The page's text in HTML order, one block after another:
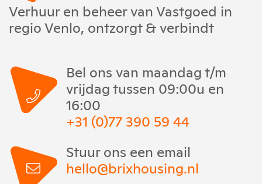
Verhuur en beheer van Vastgoed in
regio Venlo, ontzorgt & verbindt
Bel ons van maandag t/m
vrijdag tussen 09:00u en
16:00
+31 (0)77 390 59 44
Stuur ons een email
hello@brixhousing.nl